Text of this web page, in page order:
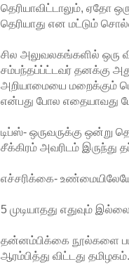
தெரியாவிட்டாலும், ஏதோ
தெரியாது என மட்டும்
சில அலுவலகங்களில் ஒரு
சம்பந்தப்ப்ட்டவர் தனக்கு
அறியாமையை மறைக்கும்
என்பது போல எதையாவது
டிப்ஸ்- ஒருவருக்கு ஒன்று
சீக்கிரம் அவரிடம் இருந்து
எச்சரிக்கை-
5 முடியாதது எதுவும்
தன்னம்பிக்கை நூல்களை
ஆரம்பித்து விட்டது